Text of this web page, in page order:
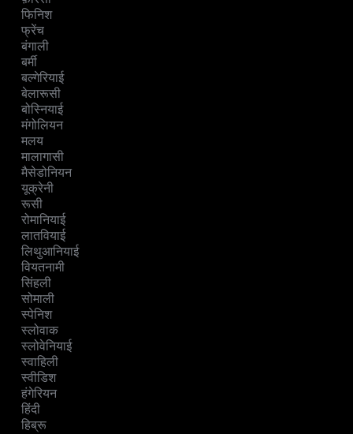
फिनिश
फ्रेंच
बंगाली
बर्मी
बल्गेरियाई
बेलारूसी
बोस्नियाई
मंगोलियन
मलय
मालागासी
मैसेडोनियन
यूक्रेनी
रूसी
रोमानियाई
लातवियाई
लिथुआनियाई
वियतनामी
सिंहली
सोमाली
स्पेनिश
स्लोवाक
स्लोवेनियाई
स्वाहिली
स्वीडिश
हंगेरियन
हिंदी
हिब्रू